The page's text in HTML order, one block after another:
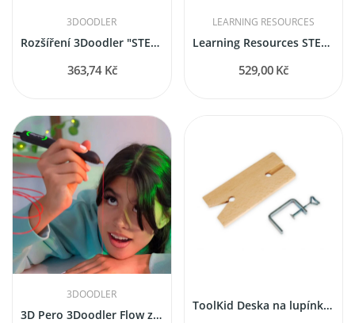
3DOODLER
Rozšíření 3Doodler "STEM aktivity kit" pro 3D Pera
363,74 Kč
LEARNING RESOURCES
Learning Resources STEM Explorers™ Magnet...
529,00 Kč
3DOODLER
3D Pero 3Doodler Flow základní sada (od 14 let)
ToolKid Deska na lupínkovou pilu se svorkou